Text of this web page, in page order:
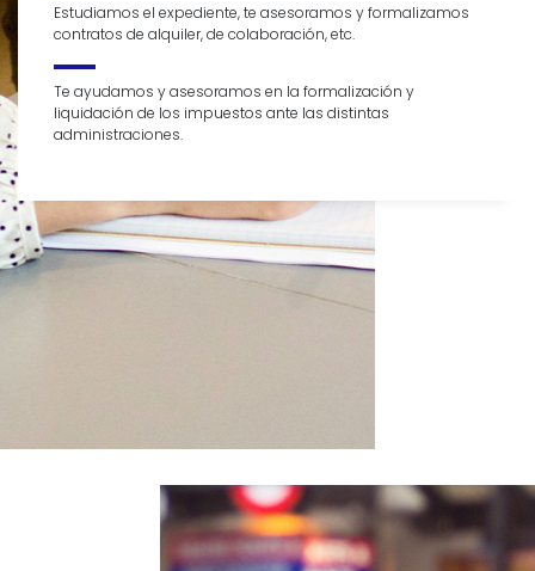
Estudiamos el expediente, te asesoramos y formalizamos
contratos de alquiler, de colaboración, etc.
Te ayudamos y asesoramos en la formalización y
liquidación de los impuestos ante las distintas
administraciones.